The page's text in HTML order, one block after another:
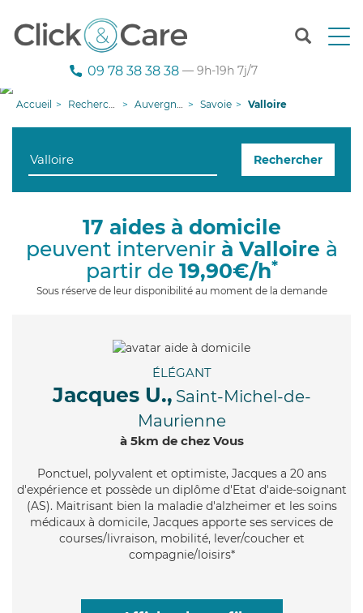
T
n
g
09 78 38 38 38 — 9h-19h 7j/7
Accueil Recherche aide à domicile Auvergne-Rhône-Alpes Savoie Valloire
Rechercher
17 aides à domicile
peuvent intervenir à Valloire à
partir de 19,90€/h*
Sous réserve de leur disponibilité au moment de la demande
ÉLÉGANT
Jacques U., Saint-Michel-de-
Maurienne
à 5km de chez Vous
Ponctuel , polyvalent et optimiste, Jacques a 20 ans
d'expérience et possède un diplôme d'Etat d'aide-soignant
(AS). Maitrisant bien la maladie d'alzheimer et les soins
médicaux à domicile, Jacques apporte ses services de
courses/livraison, mobilité, lever/coucher et
compagnie/loisirs*